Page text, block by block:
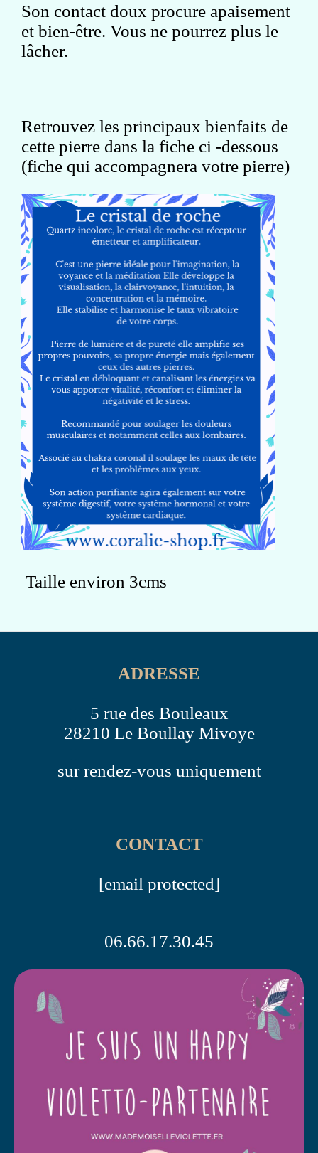
Son contact doux procure apaisement
et bien-être. Vous ne pourrez plus le
lâcher.
Retrouvez les principaux bienfaits de
cette pierre dans la fiche ci -dessous
(fiche qui accompagnera votre pierre)
Taille environ 3cms
ADRESSE
5 rue des Bouleaux
28210 Le Boullay Mivoye
sur rendez-vous uniquement
CONTACT
[email protected]
06.66.17.30.45